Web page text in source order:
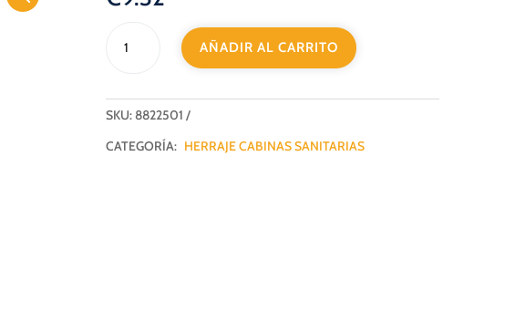
FIJOS
AÑADIR AL CARRITO
SKU: 8822501
CATEGORÍA: HERRAJE CABINAS SANITARIAS